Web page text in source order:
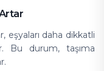
eşyaları daha dikkatli
Bu durum, taşıma